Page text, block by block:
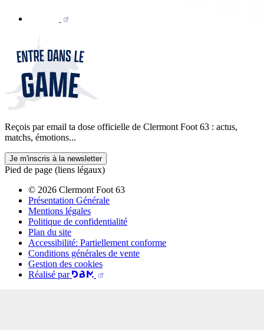
Reçois par email ta dose officielle de Clermont Foot 63 : actus,
matchs, émotions...
Je m'inscris à la newsletter
Pied de page (liens légaux)
© 2026 Clermont Foot 63
Présentation Générale
Mentions légales
Politique de confidentialité
Plan du site
Accessibilité: Partiellement conforme
Conditions générales de vente
Gestion des cookies
Réalisé par